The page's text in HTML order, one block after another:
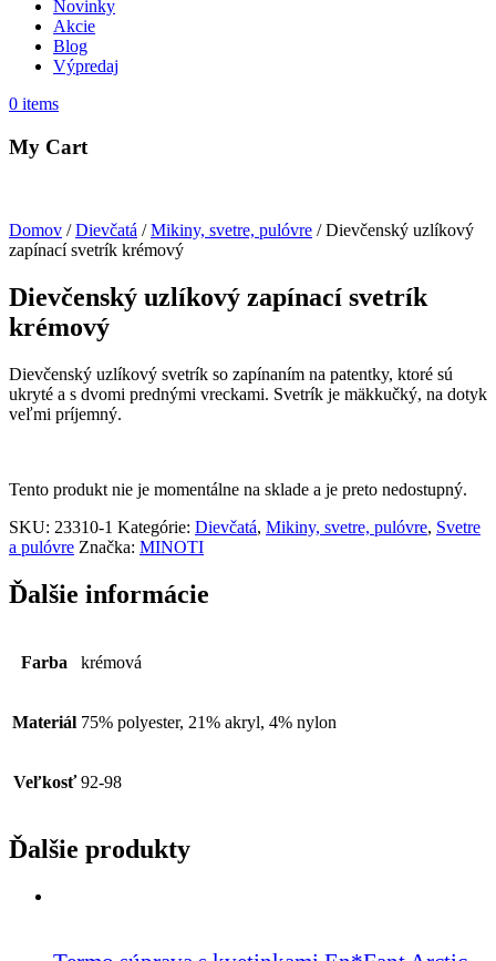
Novinky
Akcie
Blog
Výpredaj
0 items
My Cart
Domov /Dievčatá /Mikiny, svetre, pulóvre / Dievčenský uzlíkový
zapínací svetrík krémový
Dievčenský uzlíkový zapínací svetrík
krémový
Dievčenský uzlíkový svetrík so zapínaním na patentky, ktoré sú
ukryté a s dvomi prednými vreckami. Svetrík je mäkkučký, na dotyk
veľmi príjemný.
Tento produkt nie je momentálne na sklade a je preto nedostupný.
SKU: 23310-1 Kategórie: Dievčatá, Mikiny, svetre, pulóvre, Svetre
a pulóvre Značka: MINOTI
Ďalšie informácie
Farba krémová
Materiál 75% polyester, 21% akryl, 4% nylon
Veľkosť 92-98
Ďalšie produkty